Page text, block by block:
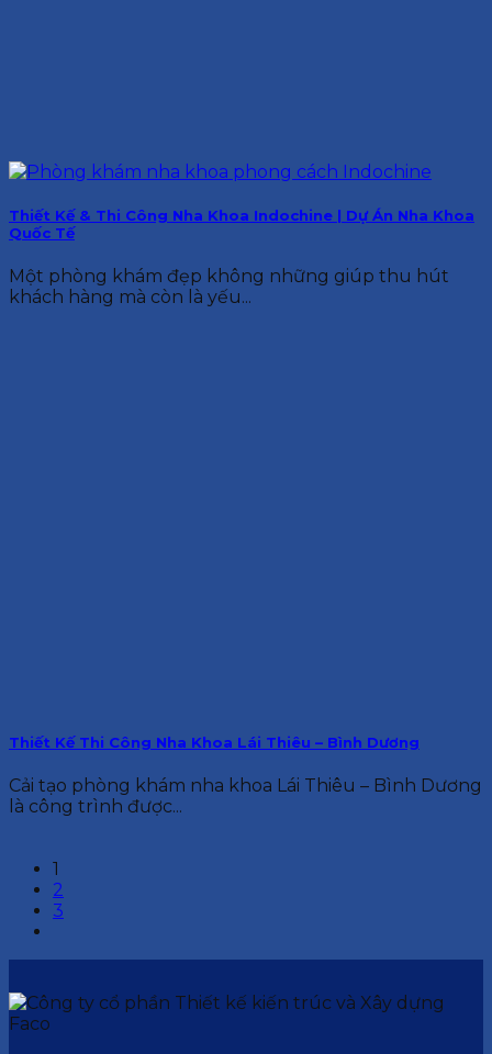
Thiết Kế & Thi Công Nha Khoa Indochine | Dự Án Nha Khoa
Quốc Tế
Một phòng khám đẹp không những giúp thu hút
khách hàng mà còn là yếu...
Thiết Kế Thi Công Nha Khoa Lái Thiêu – Bình Dương
Cải tạo phòng khám nha khoa Lái Thiêu – Bình Dương
là công trình được...
1
2
3